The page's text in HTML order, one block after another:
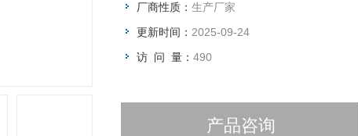
厂商性质： 生产厂家
更新时间： 2025-09-24
访 问 量： 490
产品咨询